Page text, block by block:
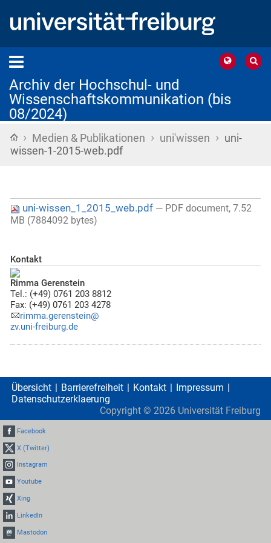
Archiv der Hochschul- und
Wissenschaftskommunikation (bis
08/2024)
Startseite
› Medien & Publikationen › uni'wissen › uni-
wissen-1-2015-web.pdf
uni-wissen_1_2015_web.pdf — PDF document, 7.52
MB (7884092 bytes)
Kontakt
Rimma Gerenstein
Tel.: (+49) 0761 203 8812
Fax: (+49) 0761 203 4278
rimma.gerenstein@
zv.uni-freiburg.de
Übersicht Barrierefreiheit Kontakt
Impressum
Datenschutzerklaerung
Copyright © 2026 Universität Freiburg
Facebook
X (Twitter)
Instagram
Youtube
Xing
LinkedIn
Mastodon